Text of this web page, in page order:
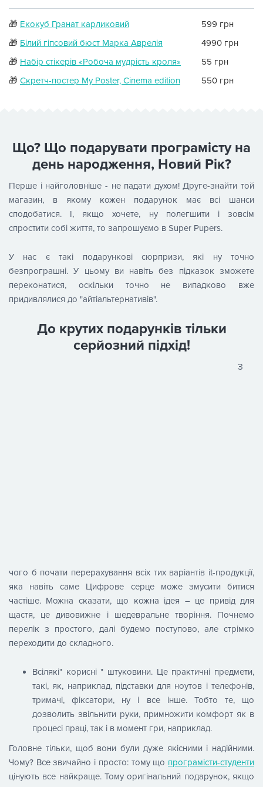
🎁 Екокуб Гранат карликовий
599 грн
🎁 Білий гіпсовий бюст Марка Аврелія
4990 грн
🎁 Набір стікерів «Робоча мудрість кроля»
55 грн
🎁 Скретч-постер My Poster, Cinema edition 550 грн
Що? Що подарувати програмісту на
день народження, Новий Рік?
Перше і найголовніше - не падати духом! Друге-знайти той
магазин, в якому кожен подарунок має всі шанси
сподобатися. І, якщо хочете, ну полегшити і зовсім
спростити собі життя, то запрошуємо в Super Pupers.
У нас є такі подарункові сюрпризи, які ну точно
безпрограшні. У цьому ви навіть без підказок зможете
переконатися, оскільки точно не випадково вже
придивлялися до "айтіальтернативів".
До крутих подарунків тільки
серйозний підхід!
​З
чого б почати перерахування всіх тих варіантів it-продукції,
яка навіть саме Цифрове серце може змусити битися
частіше. Можна сказати, що кожна ідея – це привід для
щастя, це дивовижне і шедевральне творіння. Почнемо
перелік з простого, далі будемо поступово, але стрімко
переходити до складного.
Всілякі" корисні " штуковини. Це практичні предмети,
такі, як, наприклад, підставки для ноутов і телефонів,
тримачі, фіксатори, ну і все інше. Тобто те, що
дозволить звільнити руки, примножити комфорт як в
процесі праці, так і в момент гри, наприклад.
Головне тільки, щоб вони були дуже якісними і надійними.
Чому? Все звичайно і просто: тому що програмісти-студенти
цінують все найкраще. Тому оригінальний подарунок, якщо